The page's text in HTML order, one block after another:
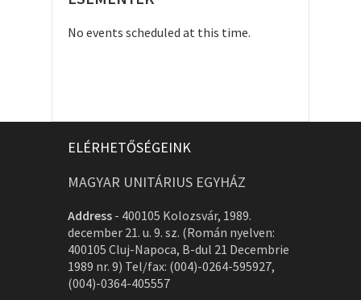
No events scheduled at this time.
ELÉRHETŐSÉGEINK
MAGYAR UNITÁRIUS EGYHÁZ
Address - 400105 Kolozsvár, 1989.
december 21. u. 9. sz. (Román nyelven:
400105 Cluj-Napoca, B-dul 21 Decembrie
1989 nr. 9) Tel/fax: (004)-0264-595927,
(004)-0364-405557